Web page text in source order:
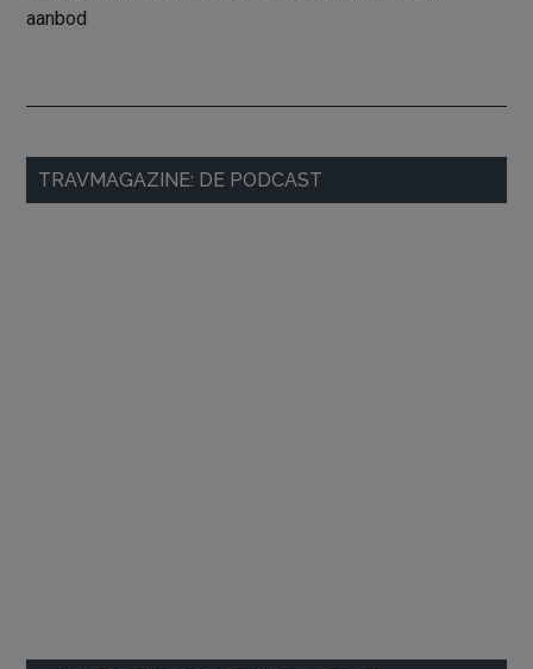
aanbod
Primaire
Sidebar
TRAVMAGAZINE: DE PODCAST